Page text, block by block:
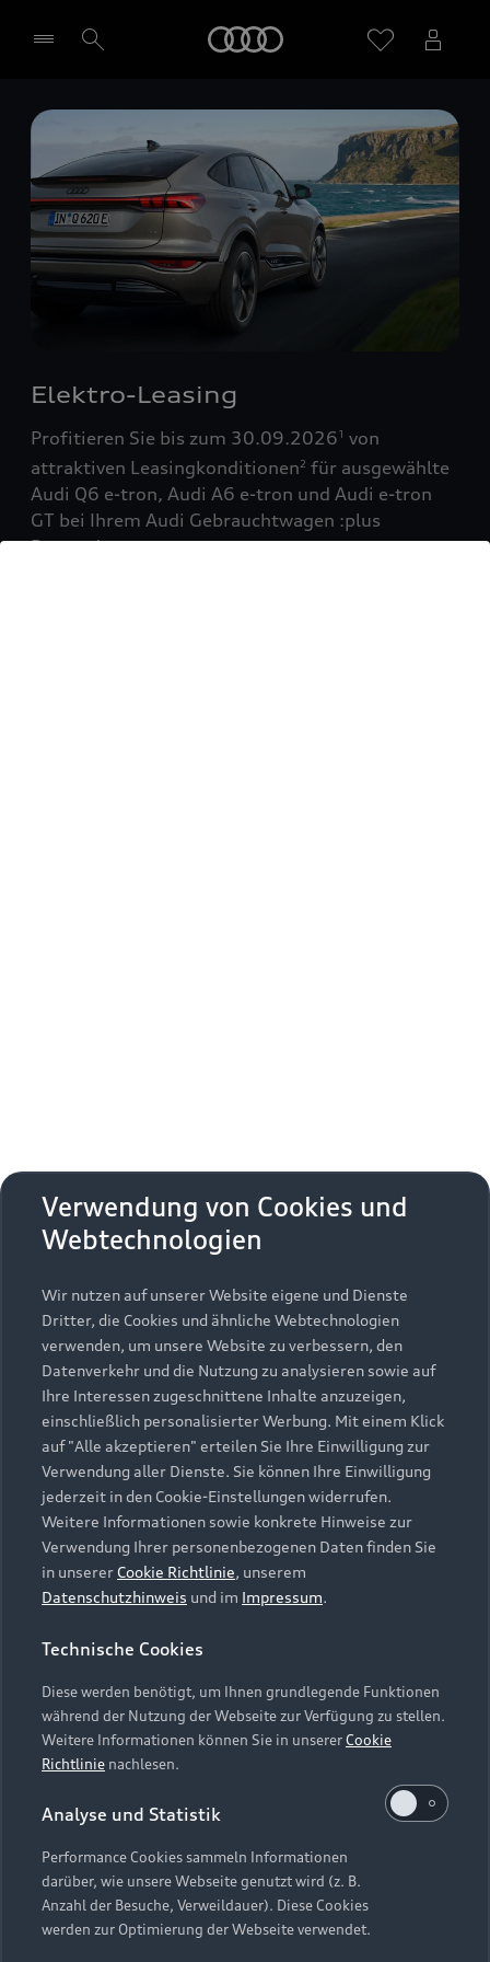
Händler wählen
Elektro-Leasing
Profitieren Sie bis zum 30.09.20261 von
attraktiven Leasingkonditionen2 für ausgewählte
Audi Q6 e-tron, Audi A6 e-tron und Audi e-tron
GT bei Ihrem Audi Gebrauchtwagen :plus
Partner!
Zurück nach oben
Modelle
Alle Modelle
Modelle vergleichen
Elektromodelle
Plug-in-Hybride
Kaufen & leasen
Neuwagensuche
Gebrauchtwagensuche
Gebrauchtwagen
Finanzierung
Aktionen & Angebote
Geschäftskunden
Service & Zubehör
Saisonale Angebote
Audi Services
Garantie
Audi digital services
myAudi
Support
Kundenservice
Händlersuche
Audi Code
Online-Terminvereinbarung
Servicekontakt
Vertrag widerrufen
Über Audi
Unternehmen
Karriere
Investor Relations
Presse & Media Center
Datenschutz
Audi erleben
Newsletter
Impressum Rechtliches
Hinweisgebersystem
Datenschutzinformation
Cookie-Einstellungen
Cookie-Richtlinie
Barrierefreiheit
Hinweis: Die aktuelle Darstellung und Anordnung der
Embleme am Fahrzeug bei allen Abbildungen auf dieser
Webseite kann abweichen.
Verwendung von Cookies und
Webtechnologien
Wir nutzen auf unserer Website eigene und Dienste
Dritter, die Cookies und ähnliche Webtechnologien
verwenden, um unsere Website zu verbessern, den
Datenverkehr und die Nutzung zu analysieren sowie auf
Ihre Interessen zugeschnittene Inhalte anzuzeigen,
einschließlich personalisierter Werbung. Mit einem Klick
auf "Alle akzeptieren" erteilen Sie Ihre Einwilligung zur
Verwendung aller Dienste. Sie können Ihre Einwilligung
jederzeit in den Cookie-Einstellungen widerrufen.
Weitere Informationen sowie konkrete Hinweise zur
Verwendung Ihrer personenbezogenen Daten finden Sie
in unserer Cookie Richtlinie, unserem
Datenschutzhinweis und im Impressum.
Technische Cookies
Diese werden benötigt, um Ihnen grundlegende Funktionen
während der Nutzung der Webseite zur Verfügung zu stellen.
Weitere Informationen können Sie in unsererCookie
Richtlinie nachlesen.
Analyse und Statistik
Performance Cookies sammeln Informationen
darüber, wie unsere Webseite genutzt wird (z. B.
Anzahl der Besuche, Verweildauer). Diese Cookies
werden zur Optimierung der Webseite verwendet.